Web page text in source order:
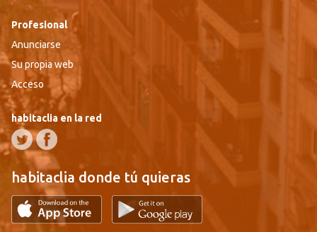
Profesional
Anunciarse
Su propia web
Acceso
habitaclia en la red
habitaclia donde tú quieras